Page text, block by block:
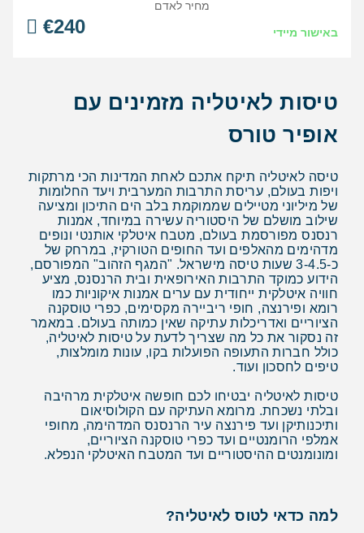
באישור מיידי €240
מחיר לאדם
טיסות לאיטליה מזמינים עם
אופיר טורס
טיסה לאיטליה תיקח אתכם לאחת המדינות הכי מרתקות
ויפות בעולם, עריסת התרבות המערבית ויעד החלומות
של מיליוני מטיילים שממוקמת בלב הים התיכון ומציעה
שילוב מושלם של היסטוריה עשירה במיוחד, אמנות
רנסנס מפורסמת בעולם, מטבח איטלקי אותנטי ונופים
מדהימים מהאלפים ועד החופים הטורקיז, במרחק של
כ-3-4.5 שעות טיסה מישראל. "המגף הזהוב" המפורסם,
הידוע כמוקד התרבות האירופאית ובית הרנסנס, מציע
חוויה איטלקית ייחודית עם ערים אמנות איקוניות כמו
רומא ופירנצה, חופי ריביירה מקסימים, כפרי טוסקנה
הציוריים ואדריכלות עתיקה שאין כמותה בעולם. במאמר
זה נסקור את כל מה שצריך לדעת על טיסות לאיטליה,
כולל חברות התעופה הפועלות בקו, עונות מומלצות,
טיפים לחסכון ועוד.
טיסות לאיטליה יבטיחו לכם חופשה איטלקית מרהיבה
ובלתי נשכחת. מרומא העתיקה עם הקולוסיאום
ותיכנותיקן ועד פירנצה עיר הרנסנס המדהימה, מחופי
אמלפי הרומנטיים ועד כפרי טוסקנה הציוריים,
ומונומנטים ההיסטוריים ועד המטבח האיטלקי הנפלא.
למה כדאי לטוס לאיטליה?